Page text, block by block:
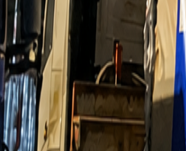
Мультимодальная
Нашему постоянному клиенту
Подробнее
Доставка из Парижа во
15 млн долларов, более 10 000